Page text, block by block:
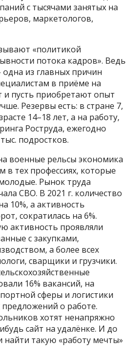
с тысячами занятых на
маркетологов,
«политикой
потока кадров». Ведь
одна из главных причин
в приёме на
и пусть приобретают опыт
Резервы есть: в стране 7,
14–18 лет, а на работу,
Роструда, ежегодно
подростков.
военные рельсы экономика
в тех профессиях, которые
Рынок труда
СВО. В 2021 г. количество
10%, а активность
сократилась на 6%.
активность проявляли
с закупками,
а более всех
сварщики и грузчики.
16% вакансий, на
сферы и логистики
о работе.
хотят ненапряжно
сайт на удалёнке. И до
найти такую «работу мечты»